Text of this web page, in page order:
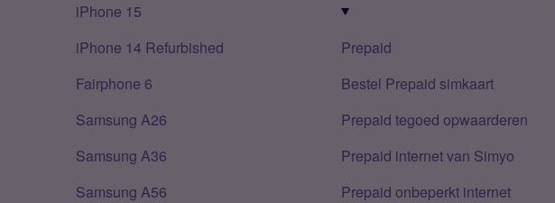
iPhone 15
iPhone 14 Refurbished
Fairphone 6
Samsung A26
Samsung A36
Samsung A56
Prepaid
Bestel Prepaid simkaart
Prepaid tegoed opwaarderen
Prepaid internet van Simyo
Prepaid onbeperkt internet